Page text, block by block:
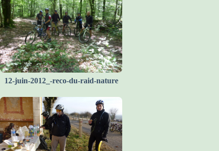
12-juin-2012_-reco-du-raid-nature